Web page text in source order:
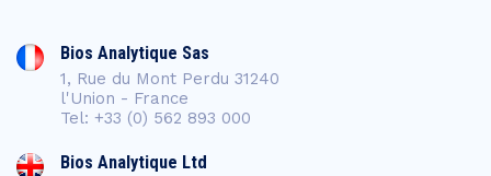
Bios Analytique Sas
1, Rue du Mont Perdu 31240
l'Union - France
Tel: +33 (0) 562 893 000
Bios Analytique Ltd